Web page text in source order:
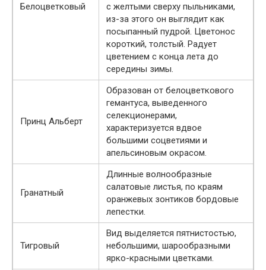
Белоцветковый
с желтыми сверху пыльниками,
из-за этого он выглядит как
посыпанный пудрой. Цветонос
короткий, толстый. Радует
цветением с конца лета до
середины зимы.
Принц Альберт
Образован от белоцветкового
гемантуса, выведенного
селекционерами,
характеризуется вдвое
большими соцветиями и
апельсиновым окрасом.
Гранатный
Длинные волнообразные
салатовые листья, по краям
оранжевых зонтиков бордовые
лепестки.
Тигровый
Вид выделяется пятнистостью,
небольшими, шарообразными
ярко-красными цветками.